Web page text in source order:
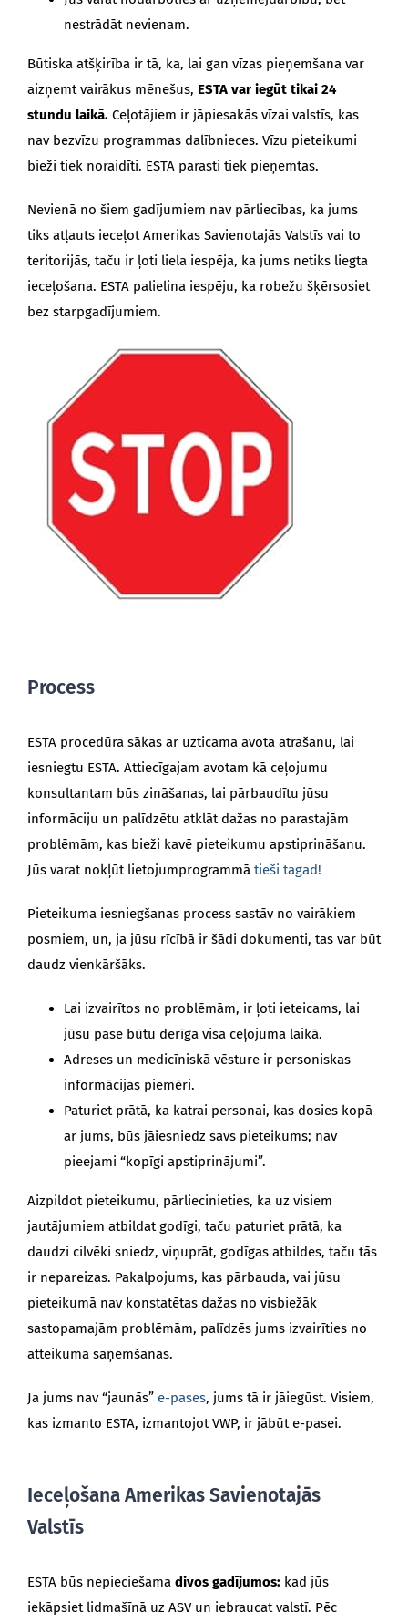
nestrādāt nevienam.
Būtiska atšķirība ir tā, ka, lai gan vīzas pieņemšana var
aizņemt vairākus mēnešus, ESTA var iegūt tikai 24
stundu laikā.Ceļotājiem ir jāpiesakās vīzai valstīs, kas
nav bezvīzu programmas dalībnieces. Vīzu pieteikumi
bieži tiek noraidīti. ESTA parasti tiek pieņemtas.
Nevienā no šiem gadījumiem nav pārliecības, ka jums
tiks atļauts ieceļot Amerikas Savienotajās Valstīs vai to
teritorijās, taču ir ļoti liela iespēja, ka jums netiks liegta
ieceļošana. ESTA palielina iespēju, ka robežu šķērsosiet
bez starpgadījumiem.
Process
ESTA procedūra sākas ar uzticama avota atrašanu, lai
iesniegtu ESTA. Attiecīgajam avotam kā ceļojumu
konsultantam būs zināšanas, lai pārbaudītu jūsu
informāciju un palīdzētu atklāt dažas no parastajām
problēmām, kas bieži kavē pieteikumu apstiprināšanu.
Jūs varat nokļūt lietojumprogrammā tieši tagad!
Pieteikuma iesniegšanas process sastāv no vairākiem
posmiem, un, ja jūsu rīcībā ir šādi dokumenti, tas var būt
daudz vienkāršāks.
Lai izvairītos no problēmām, ir ļoti ieteicams, lai
jūsu pase būtu derīga visa ceļojuma laikā.
Adreses un medicīniskā vēsture ir personiskas
informācijas piemēri.
Paturiet prātā, ka katrai personai, kas dosies kopā
ar jums, būs jāiesniedz savs pieteikums; nav
pieejami “kopīgi apstiprinājumi”.
Aizpildot pieteikumu, pārliecinieties, ka uz visiem
jautājumiem atbildat godīgi, taču paturiet prātā, ka
daudzi cilvēki sniedz, viņuprāt, godīgas atbildes, taču tās
ir nepareizas. Pakalpojums, kas pārbauda, vai jūsu
pieteikumā nav konstatētas dažas no visbiežāk
sastopamajām problēmām, palīdzēs jums izvairīties no
atteikuma saņemšanas.
Ja jums nav “jaunās” e-pases, jums tā ir jāiegūst. Visiem,
kas izmanto ESTA, izmantojot VWP, ir jābūt e-pasei.
Ieceļošana Amerikas Savienotajās
Valstīs
ESTA būs nepieciešama divos gadījumos:kad jūs
iekāpsiet lidmašīnā uz ASV un iebraucat valstī. Pēc